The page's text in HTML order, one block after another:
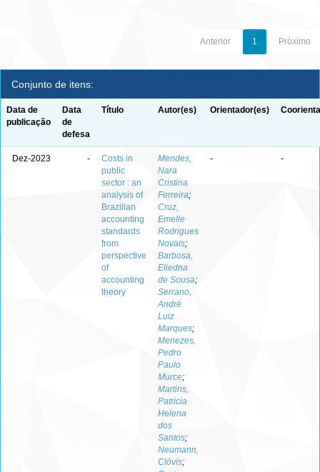
Anterior 1 Próximo
Conjunto de itens:
Data de
publicação
Data
de
defesa
Título Autor(es) Orientador(es)
Dez-2023 -
Costs in
public
sector : an
analysis of
Brazilian
accounting
standards
from
perspective
of
accounting
theory
Mendes,
Nara
Cristina
Ferreira;
Cruz,
Emelle
Rodrigues
Novais;
Barbosa,
Eliedna
de Sousa;
Serrano,
André
Luiz
Marques;
Menezes,
Pedro
Paulo
Murce;
Martins,
Patricia
Helena
dos
Santos;
Neumann,
Clóvis;
- -